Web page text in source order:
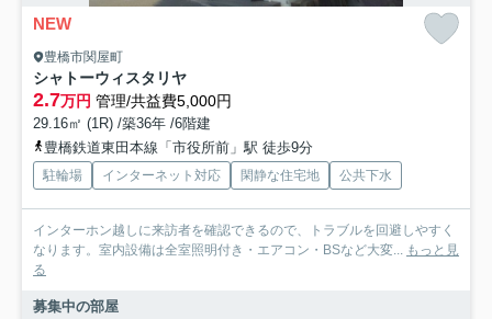
NEW
豊橋市関屋町
シャトーウィスタリヤ
2.7万円 管理/共益費5,000円
29.16㎡ (1R) /築36年 /6階建
豊橋鉄道東田本線「市役所前」駅 徒歩9分
駐輪場 インターネット対応 閑静な住宅地 公共下水
インターホン越しに来訪者を確認できるので、トラブルを回避しやすく
なります。室内設備は全室照明付き・エアコン・BSなど大変... もっと見
る
募集中の部屋